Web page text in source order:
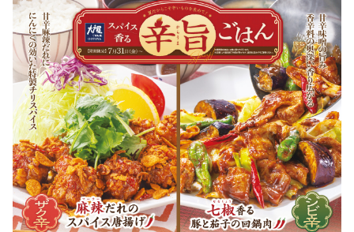
からだ想い定食
よくあるご質問
各種表示について
お問い合わせ
会社情報
English